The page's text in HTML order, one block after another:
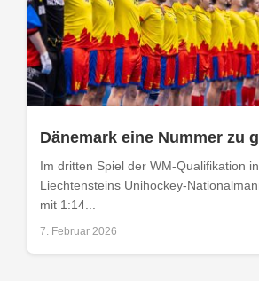
Dänemark eine Nummer zu
Im dritten Spiel der WM-Qualifikation
Liechtensteins Unihockey-
mit 1:14...
7. Februar 2026